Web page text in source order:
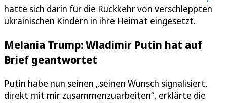
hatte sich darin für die Rückkehr von verschleppten
ukrainischen Kindern in ihre Heimat eingesetzt.
Melania Trump: Wladimir Putin hat auf
Brief geantwortet
Putin habe nun seinen „seinen Wunsch signalisiert,
direkt mit mir zusammenzuarbeiten“, erklärte die